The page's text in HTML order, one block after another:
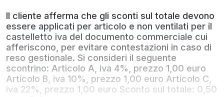
Il cliente afferma che gli sconti sul totale devono
essere applicati per articolo e non ventilati per il
castelletto iva del documento commerciale cui
afferiscono, per evitare contestazioni in caso di
reso gestionale. Si consideri il seguente
scontrino: Articolo A, iva 4%, prezzo 1,00 euro
Articolo B, iva 10%, prezzo 1,00 euro Articolo C,
iva 22%, prezzo 1,00 euro Sconto sul totale: 0,50